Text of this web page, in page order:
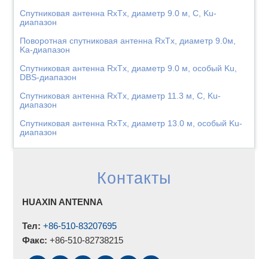
Спутниковая антенна RxTx, диаметр 9.0 м, C, Ku-
диапазон
Поворотная спутниковая антенна RxTx, диаметр 9.0м,
Ka-диапазон
Спутниковая антенна RxTx, диаметр 9.0 м, особый Ku,
DBS-диапазон
Спутниковая антенна RxTx, диаметр 11.3 м, C, Ku-
диапазон
Спутниковая антенна RxTx, диаметр 13.0 м, особый Ku-
диапазон
Контакты
HUAXIN ANTENNA
Тел: +86-510-83207695
Факс: +86-510-82738215